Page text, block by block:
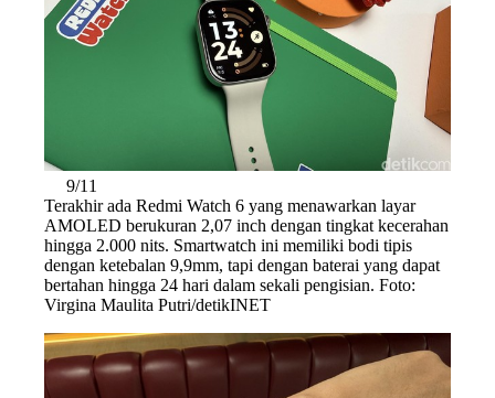
9/11
Terakhir ada Redmi Watch 6 yang menawarkan layar
AMOLED berukuran 2,07 inch dengan tingkat kecerahan
hingga 2.000 nits. Smartwatch ini memiliki bodi tipis
dengan ketebalan 9,9mm, tapi dengan baterai yang dapat
bertahan hingga 24 hari dalam sekali pengisian. Foto:
Virgina Maulita Putri/detikINET